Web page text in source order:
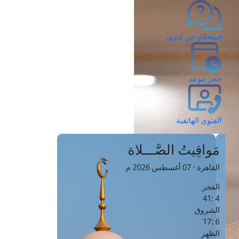
استعلام عن فتوى
حجز موعد
الفتوى الهاتفية
مَواقِيتُ الصَّـــلاة
القاهرة · 07 أغسطس 2026 م
الفجر
4 :41
الشروق
6 :17
الظهر